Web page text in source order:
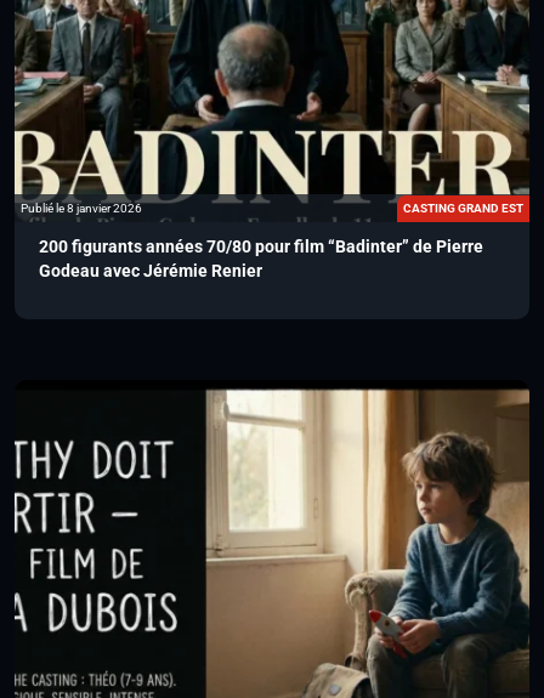
Publié le 8 janvier 2026 CASTING GRAND EST
200 figurants années 70/80 pour film “Badinter” de Pierre
Godeau avec Jérémie Renier